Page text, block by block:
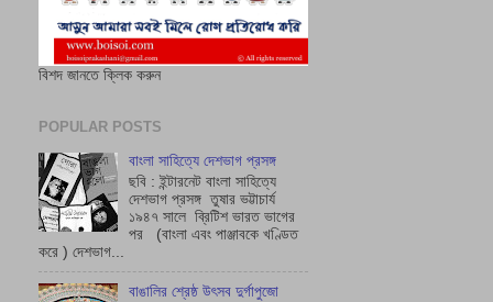
বিশদ জানতে ক্লিক করুন
POPULAR POSTS
বাংলা সাহিত্যে দেশভাগ প্রসঙ্গ
ছবি : ইন্টারনেট বাংলা সাহিত্যে
দেশভাগ প্রসঙ্গ তুষার ভট্টাচাৰ্য
১৯৪৭ সালে ব্রিটিশ ভারত ভাগের
পর (বাংলা এবং পাঞ্জাবকে খণ্ডিত
করে ) দেশভাগ...
বাঙালির শ্রেষ্ঠ উৎসব দুর্গাপুজো